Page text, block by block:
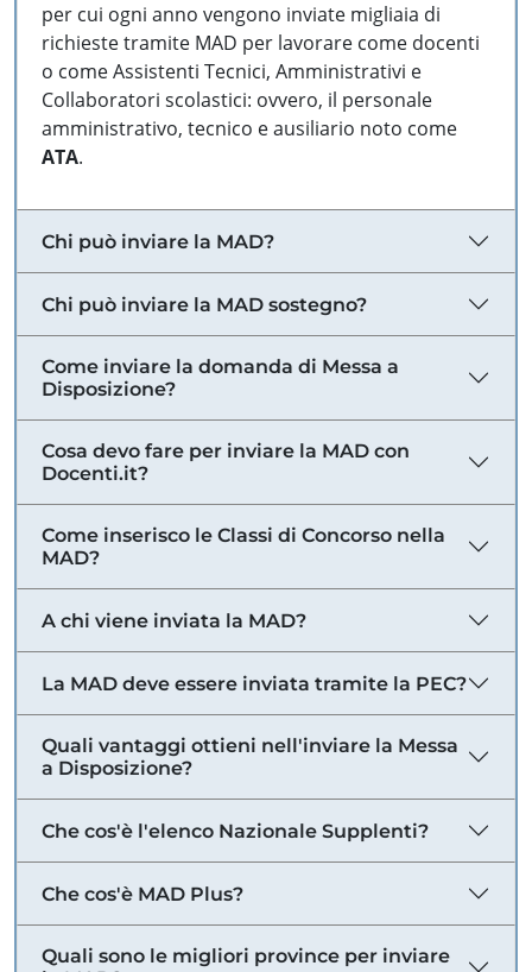
per cui ogni anno vengono inviate migliaia di
richieste tramite MAD per lavorare come docenti
o come Assistenti Tecnici, Amministrativi e
Collaboratori scolastici: ovvero, il personale
amministrativo, tecnico e ausiliario noto come
ATA.
Chi può inviare la MAD?
Chi può inviare la MAD sostegno?
Come inviare la domanda di Messa a
Disposizione?
Cosa devo fare per inviare la MAD con
Docenti.it?
Come inserisco le Classi di Concorso nella
MAD?
A chi viene inviata la MAD?
La MAD deve essere inviata tramite la PEC?
Quali vantaggi ottieni nell'inviare la Messa
a Disposizione?
Che cos'è l'elenco Nazionale Supplenti?
Che cos'è MAD Plus?
Quali sono le migliori province per inviare